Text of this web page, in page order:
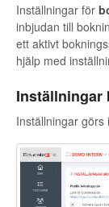
Inställningar för
inbjudan till
ett aktivt
hjälp med
Inställningar
Inställningar görs